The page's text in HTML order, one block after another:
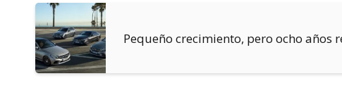
Pequeño crecimiento, pero ocho años